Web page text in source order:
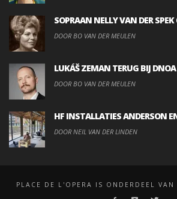
SOPRAAN NELLY VAN DER SPEK
DOOR BO VAN DER MEULEN
LUKÁŠ ZEMAN TERUG BIJ
DOOR BO VAN DER MEULEN
HF INSTALLATIES ANDERSON
DOOR NEIL VAN DER LINDEN
PLACE DE L'OPERA IS ONDERDEEL VAN